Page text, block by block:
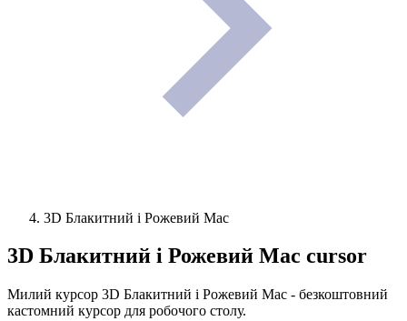
3D Блакитний і Рожевий Mac
3D Блакитний і Рожевий Mac cursor
Милий курсор 3D Блакитний і Рожевий Mac - безкоштовний
кастомний курсор для робочого столу.